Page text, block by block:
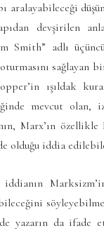
aralayabileceği
devşirilen
Smith” adlı
sağlayan
ışıldak
mevcut olan,
Marx’ın
olduğu iddia
yazarın da ifade